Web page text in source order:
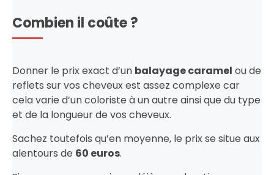
Combien il coûte ?
Donner le prix exact d’un balayage caramel ou de
reflets sur vos cheveux est assez complexe car
cela varie d’un coloriste à un autre ainsi que du type
et de la longueur de vos cheveux.
Sachez toutefois qu’en moyenne, le prix se situe aux
alentours de 60 euros.